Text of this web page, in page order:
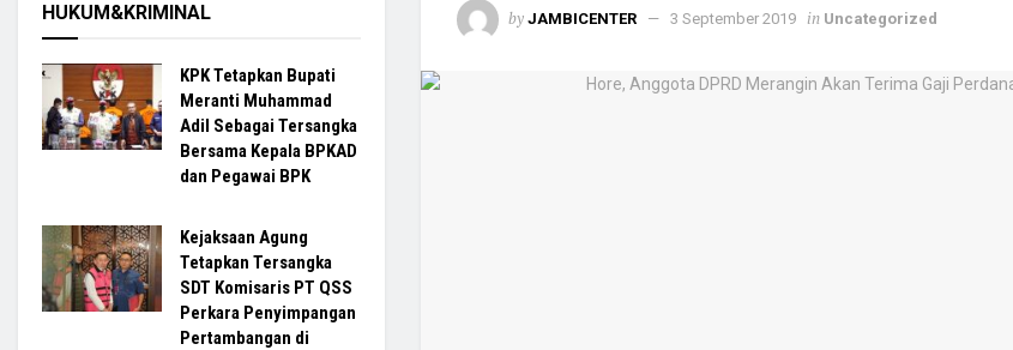
by JAMBICENTER 3 September 2019 in Uncategorized
HUKUM&KRIMINAL
KPK Tetapkan Bupati
Meranti Muhammad
Adil Sebagai Tersangka
Bersama Kepala BPKAD
dan Pegawai BPK
Kejaksaan Agung
Tetapkan Tersangka
SDT Komisaris PT QSS
Perkara Penyimpangan
Pertambangan di